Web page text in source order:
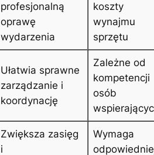
profesjonalną
oprawę
wydarzenia
koszty
wynajmu
sprzętu
Ułatwia sprawne
zarządzanie i
koordynację
Zależne od
kompetencji
osób
Zwiększa zasięg
i
Wymaga